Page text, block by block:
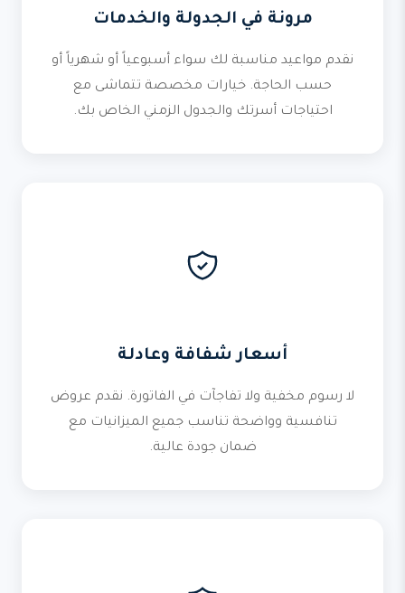
مرونة في الجدولة والخدمات
نقدم مواعيد مناسبة لك سواء أسبوعياً أو شهرياً أو
حسب الحاجة. خيارات مخصصة تتماشى مع
احتياجات أسرتك والجدول الزمني الخاص بك.
أسعار شفافة وعادلة
لا رسوم مخفية ولا تفاجآت في الفاتورة. نقدم عروض
تنافسية وواضحة تناسب جميع الميزانيات مع
ضمان جودة عالية.